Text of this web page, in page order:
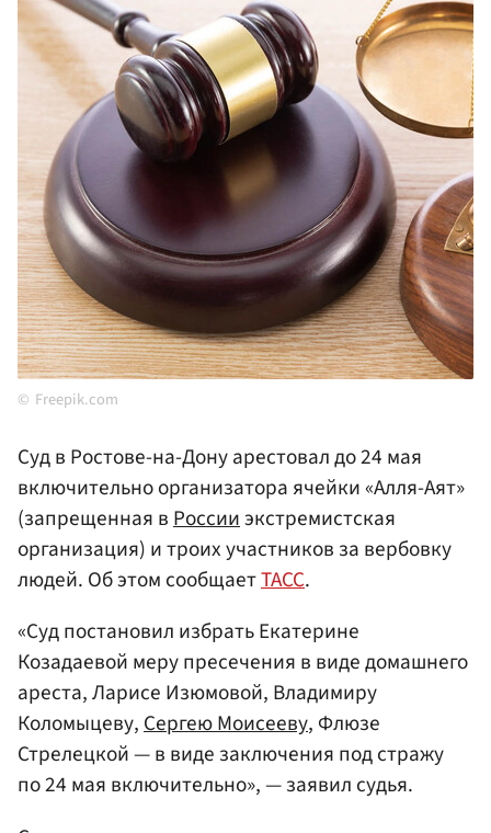
Freepik.com
Суд в Ростове-на-Дону арестовал до 24 мая
включительно организатора ячейки «Алля-Аят»
(запрещенная вРоссииэкстремистская
организация) и троих участников за вербовку
людей. Об этом сообщаетТАСС.
«Суд постановил избрать Екатерине
Козадаевой меру пресечения в виде домашнего
ареста, Ларисе Изюмовой, Владимиру
Коломыцеву,Сергею Моисееву, Флюзе
Стрелецкой — в виде заключения под стражу
по 24 мая включительно», — заявил судья.